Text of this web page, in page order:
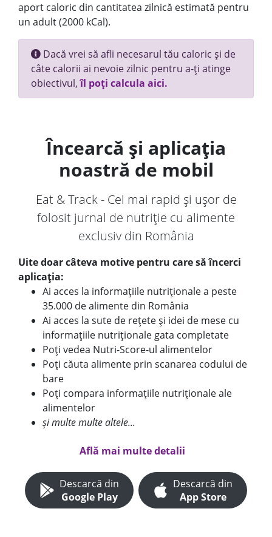
aport caloric din cantitatea zilnică estimată pentru
un adult (2000 kCal).
Dacă vrei să afli necesarul tău caloric și de
câte calorii ai nevoie zilnic pentru a-ți atinge
obiectivul,îl poți calcula aici.
Încearcă și aplicația
noastră de mobil
Eat & Track - Cel mai rapid și ușor de
folosit jurnal de nutriție cu alimente
exclusiv din România
Uite doar câteva motive pentru care să încerci
aplicația:
Ai acces la informațiile nutriționale a peste
35.000 de alimente din România
Ai acces la sute de rețete și idei de mese cu
informațiile nutriționale gata completate
Poți vedea Nutri-Score-ul alimentelor
Poți căuta alimente prin scanarea codului de
bare
Poți compara informațiile nutriționale ale
alimentelor
și multe multe altele...
Află mai multe detalii
Descarcă din
Google Play
Descarcă din
App Store